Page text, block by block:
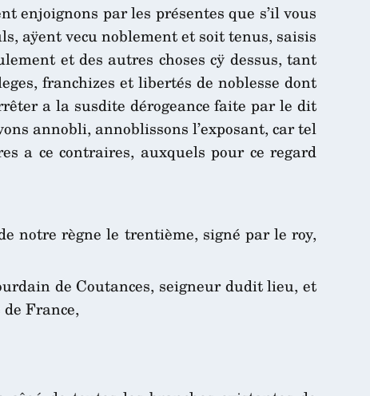
enjoignons par les présentes que s’il vous
aÿent vecu noblement et soit tenus, saisis
et des autres choses cÿ dessus, tant
franchizes et libertés de noblesse dont
a la susdite dérogeance faite par le dit
annobli, annoblissons l’exposant, car tel
a ce contraires, auxquels pour ce regard
notre règne le trentième, signé par le roy,
de Coutances, seigneur dudit lieu, et
France,